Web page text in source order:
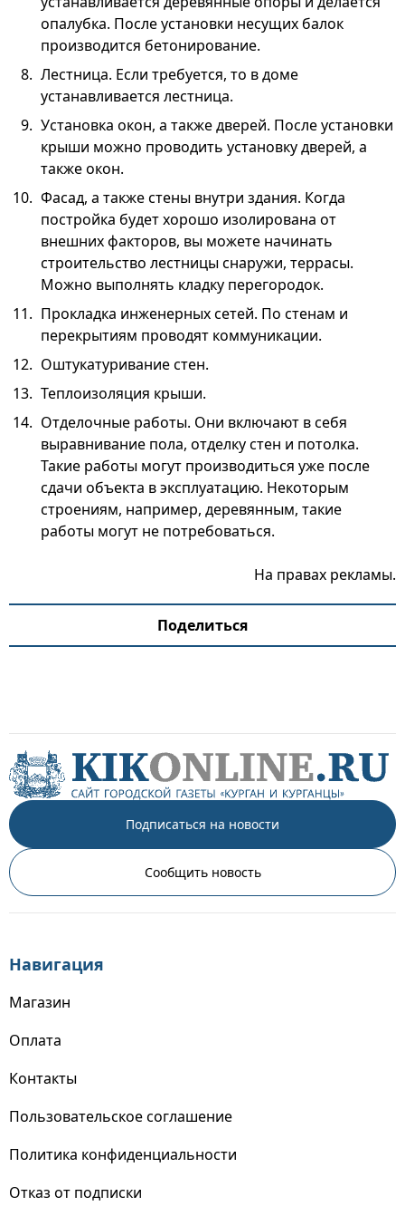
опалубка. После установки несущих балок
производится бетонирование.
Лестница. Если требуется, то в доме
устанавливается лестница.
Установка окон, а также дверей. После установки
крыши можно проводить установку дверей, а
также окон.
Фасад, а также стены внутри здания. Когда
постройка будет хорошо изолирована от
внешних факторов, вы можете начинать
строительство лестницы снаружи, террасы.
Можно выполнять кладку перегородок.
Прокладка инженерных сетей. По стенам и
перекрытиям проводят коммуникации.
Оштукатуривание стен.
Теплоизоляция крыши.
Отделочные работы. Они включают в себя
выравнивание пола, отделку стен и потолка.
Такие работы могут производиться уже после
сдачи объекта в эксплуатацию. Некоторым
строениям, например, деревянным, такие
работы могут не потребоваться.
На правах рекламы.
Поделиться
Подписаться на новости
Сообщить новость
Навигация
Магазин
Оплата
Контакты
Пользовательское соглашение
Политика конфиденциальности
Отказ от подписки